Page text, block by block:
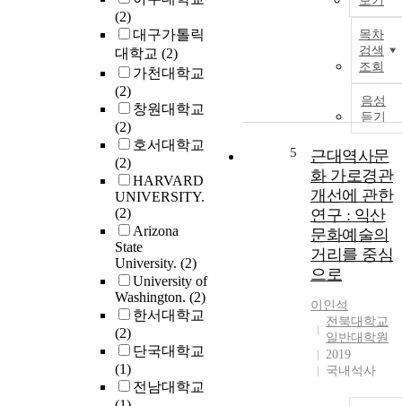
(2)
대구가톨릭
대학교 (2)
가천대학교
(2)
창원대학교
(2)
호서대학교
(2)
HARVARD
UNIVERSITY.
(2)
Arizona
State
University. (2)
University of
Washington. (2)
한서대학교
(2)
단국대학교
(1)
전남대학교
목차
검색
조회
음성
듣기
5
근대역사문
화 가로경관
개선에 관한
연구 : 익산
문화예술의
거리를 중심
으로
이인석
전북대학교
일반대학원
2019
국내석사